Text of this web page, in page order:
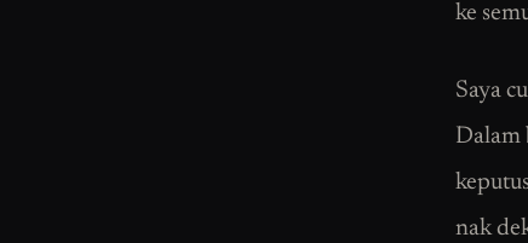
ke
Saya
Dalam
nak